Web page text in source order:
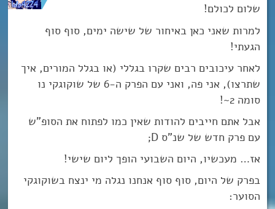
שלום לכולם!
למרות שאני כאן באיחור של שישה ימים, סוף סוף
הגעתי!
לאחר עיכובים רבים שקרו בגללי (או בגלל המורים, איך
שתרצו), אני פה, ואני עם הפרק ה-6 של שוקוגקי נו
סומה 2~!
אבל אתם חייבים להודות שאין כמו לפתוח את הסופ”ש
עם פרק חדש של שנ”ס D;
אז… מעכשיו, היום השבועי הופך ליום שישי!
בפרק של היום, סוף סוף אנחנו נגלה מי ינצח בשוקוגקי
הסוער: